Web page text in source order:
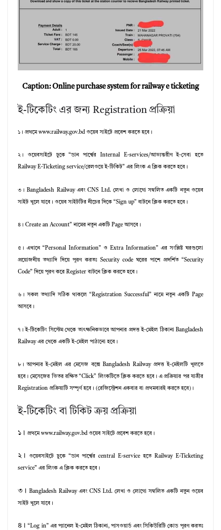
Caption: Online purchase system for railway e ticketing
ই-টিকেটিং এর জন্য Registration প্রক্রিয়া
১। প্রথমে www.railway.gov.bd ওয়েব সাইটে প্রবেশ করতে হবে।
২। ওয়েবসাইটে ঢুকে “ডান পার্শ্বের Internal E-services/আভ্যন্তরীণ ই-সেবা হতে
Railway E-Ticketing service/রেলওয়ে ই-টিকিট” এর লিংক এ ক্লিক করতে হবে।
৩। Bangladesh Railway এবং CNS Ltd. লেখা ও লোগো সম্বলিত একটি নতুন ওয়েব
সাইট খুলে যাবে। ওয়েব সাইটটির নীচের দিকে “Sign up” বাটনে ক্লিক করতে হবে।
৪। Create an Account” নামের নতুন একটি Page আসবে।
৫। এখানে “Personal Information” ও Extra Information” এর সংশ্লিষ্ট ঘরগুলো
প্রয়োজনীয় তথ্যাদি দিয়ে পূরণ করতঃ Security code ঘরের পাশে প্রদর্শিত “Security
Code” দিয়ে পূরণ করে Register বাটনে ক্লিক করতে হবে।
৬।সকল তথ্যাদি সঠিক থাকলে “Registration Successful” নামে নতুন একটি Page
আসবে।
৭।ই-টিকেটিং সিস্টেম থেকে তাৎক্ষনিকভাবে আপনার প্রদত্ত ই-মেইল ঠিকানা Bangladesh
Railway এর থেকে একটি ই-মেইল পাঠানো হবে।
৮।আপনার ই-মেইল এর মেসেজ বক্সে Bangladesh Railway প্রদত্ত ই-মেইলটি খুলতে
হবে। মেসেজের ভিতর রক্ষিত “Click” লিংকটিতে ক্লিক করতে হবে। এ প্রক্রিয়ার পর যাত্রীর
Registration প্রক্রিয়াটি সম্পূর্ণ হবে। (রেজিস্ট্রেশন একবার বা প্রথমবারই করতে হবে)।
ই-টিকেটিং বা টিকিট ক্রয় প্রক্রিয়া
১। প্রথমে www.railway.gov.bd ওয়েব সাইটে প্রবেশ করতে হবে।
২। ওয়েবসাইটে ঢুকে “ডান পার্শ্বের central E-service হতে Railway E-Ticketing
service” এর লিংক এ ক্লিক করতে হবে।
৩। Bangladesh Railway এবং CNS Ltd. লেখা ও লোগো সম্বলিত একটি নতুন ওয়েব
সাইট খুলে যাবে।
৪।“Log in” এর প্যানেল ই-মেইল ঠিকানা, পাসওয়ার্ড এবং সিকিউরিটি কোড পূরণ করতঃ